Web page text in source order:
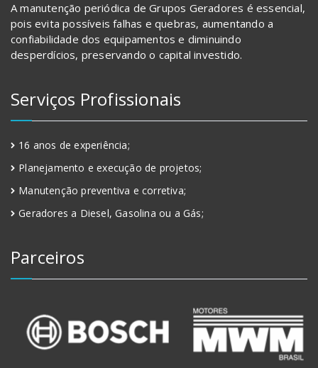
A manutenção periódica de Grupos Geradores é essencial,
pois evita possíveis falhas e quebras, aumentando a
confiabilidade dos equipamentos e diminuindo
desperdícios, preservando o capital investido.
Serviços Profissionais
16 anos de experiência;
Planejamento e execução de projetos;
Manutenção preventiva e corretiva;
Geradores a Diesel, Gasolina ou a Gás;
Parceiros